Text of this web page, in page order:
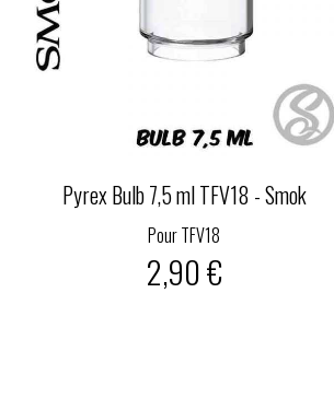
Pyrex Bulb 7,5 ml TFV18 - Smok
Pour TFV18
2,90 €